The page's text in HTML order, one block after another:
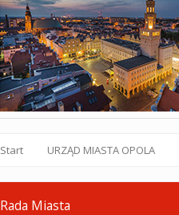
Start URZĄD MIASTA OPOLA
Rada Miasta